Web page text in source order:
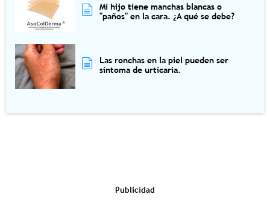
Mi hijo tiene manchas blancas o
"paños" en la cara. ¿A qué se debe?
Las ronchas en la piel pueden ser
síntoma de urticaria.
Publicidad